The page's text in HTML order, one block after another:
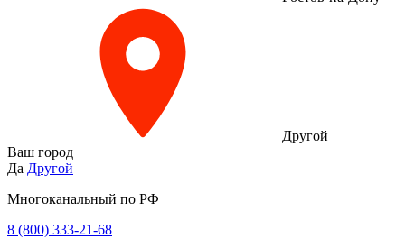
Другой
Ваш город
Да Другой
Многоканальный по РФ
8 (800) 333‑21-68